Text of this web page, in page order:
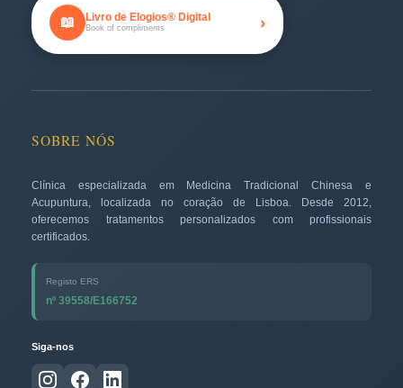
📖 Livro de Elogios® Digital
Book of compliments ›
SOBRE NÓS
Clínica especializada em Medicina Tradicional Chinesa e
Acupuntura, localizada no coração de Lisboa. Desde 2012,
oferecemos tratamentos personalizados com profissionais
certificados.
Registo ERS
nº 39558/E166752
Siga-nos